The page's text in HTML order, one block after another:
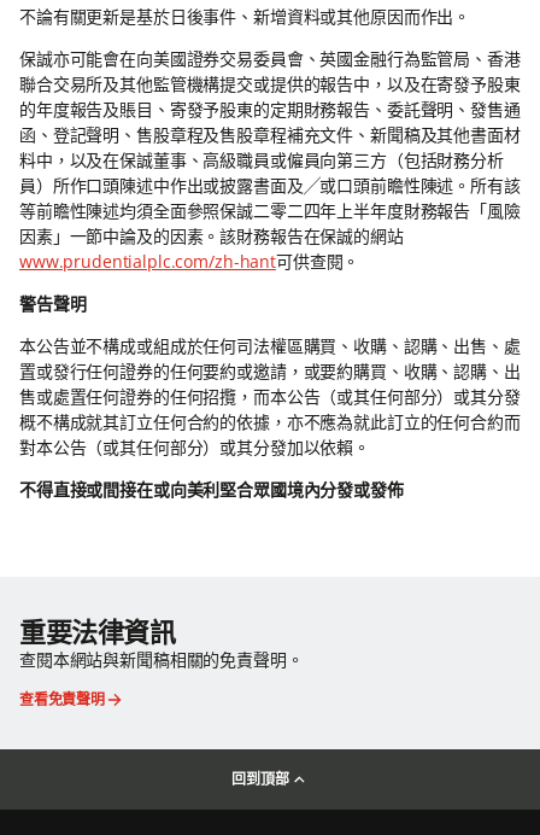
不論有關更新是基於日後事件、新增資料或其他原因而作出。
保誠亦可能會在向美國證券交易委員會、英國金融行為監管局、香港
聯合交易所及其他監管機構提交或提供的報告中，以及在寄發予股東
的年度報告及賬目、寄發予股東的定期財務報告、委託聲明、發售通
函、登記聲明、售股章程及售股章程補充文件、新聞稿及其他書面材
料中，以及在保誠董事、高級職員或僱員向第三方（包括財務分析
員）所作口頭陳述中作出或披露書面及╱或口頭前瞻性陳述。所有該
等前瞻性陳述均須全面參照保誠二零二四年上半年度財務報告「風險
因素」一節中論及的因素。該財務報告在保誠的網站
www.prudentialplc.com/zh-hant可供查閱。
警告聲明
本公告並不構成或組成於任何司法權區購買、收購、認購、出售、處
置或發行任何證券的任何要約或邀請，或要約購買、收購、認購、出
售或處置任何證券的任何招攬，而本公告（或其任何部分）或其分發
概不構成就其訂立任何合約的依據，亦不應為就此訂立的任何合約而
對本公告（或其任何部分）或其分發加以依賴。
不得直接或間接在或向美利堅合眾國境內分發或發佈
重要法律資訊
查閱本網站與新聞稿相關的免責聲明。
查看免責聲明
回到頂部